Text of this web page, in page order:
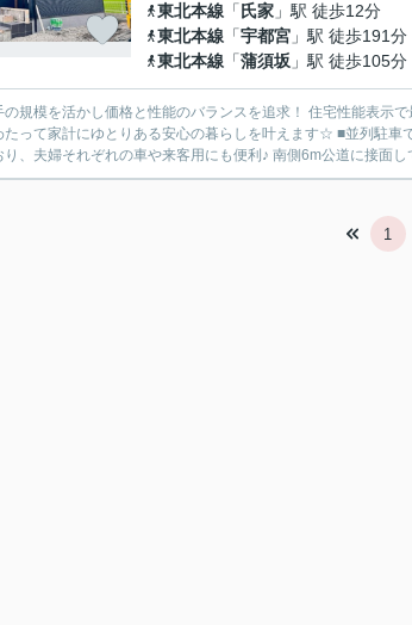
東北本線 「 氏家 」駅 徒歩12分
東北本線 「宇都宮 」駅 徒歩191分
東北本線 「蒲須坂 」駅 徒歩105分
の規模を活かし価格と性能のバランスを追求！ 住宅性能表示
ある安心の暮らしを叶えます☆ ■並列駐車で朝の準備も時短 全棟敷地面積80坪以上の広さ！3～4台分のカースペー
り、夫婦それぞれの車や来客用にも便利♪ 南側6m公道に接面
1